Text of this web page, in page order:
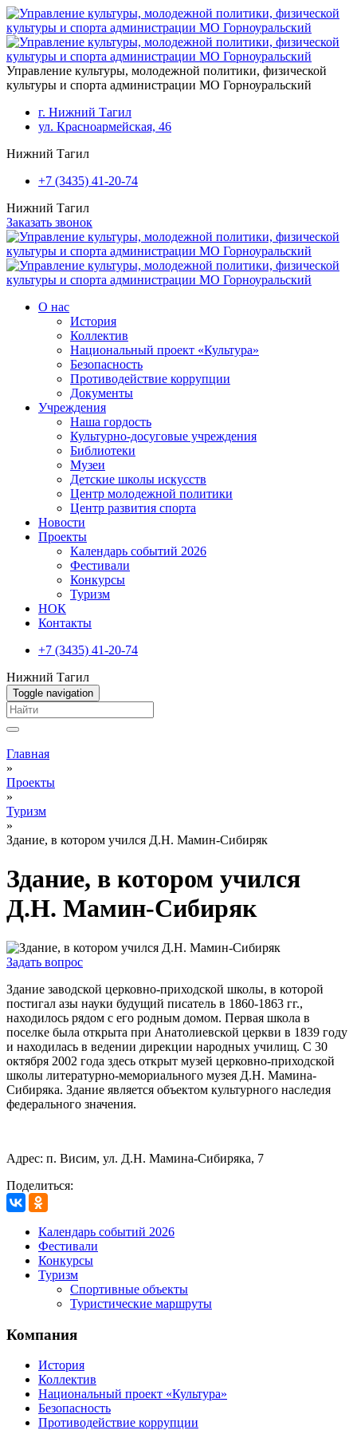
Перейти к основному содержанию
Управление культуры, молодежной политики, физической
культуры и спорта администрации МО Горноуральский
г. Нижний Тагил
ул. Красноармейская, 46
Нижний Тагил
+7 (3435) 41-20-74
Нижний Тагил
Заказать звонок
О нас
История
Коллектив
Национальный проект «Культура»
Безопасность
Противодействие коррупции
Документы
Учреждения
Наша гордость
Культурно-досуговые учреждения
Библиотеки
Музеи
Детские школы искусств
Центр молодежной политики
Центр развития спорта
Новости
Проекты
Календарь событий 2026
Фестивали
Конкурсы
Туризм
НОК
Контакты
+7 (3435) 41-20-74
Нижний Тагил
Toggle navigation
Вы здесь
Главная
»
Проекты
»
Туризм
»
Здание, в котором учился Д.Н. Мамин-Сибиряк
Здание, в котором учился
Д.Н. Мамин-Сибиряк
Задать вопрос
Здание заводской церковно-приходской школы, в которой
постигал азы науки будущий писатель в 1860-1863 гг.,
находилось рядом с его родным домом. Первая школа в
поселке была открыта при Анатолиевской церкви в 1839 году
и находилась в ведении дирекции народных училищ. С 30
октября 2002 года здесь открыт музей церковно-приходской
школы литературно-мемориального музея Д.Н. Мамина-
Сибиряка. Здание является объектом культурного наследия
федерального значения.
Адрес: п. Висим, ул. Д.Н. Мамина-Сибиряка, 7
Поделиться:
Календарь событий 2026
Фестивали
Конкурсы
Туризм
Спортивные объекты
Туристические маршруты
Компания
История
Коллектив
Национальный проект «Культура»
Безопасность
Противодействие коррупции